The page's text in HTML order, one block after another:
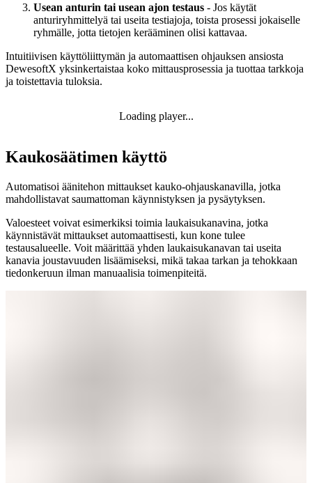
Usean anturin tai usean ajon testaus - Jos käytät
anturiryhmittelyä tai useita testiajoja, toista prosessi jokaiselle
ryhmälle, jotta tietojen kerääminen olisi kattavaa.
Intuitiivisen käyttöliittymän ja automaattisen ohjauksen ansiosta
DewesoftX yksinkertaistaa koko mittausprosessia ja tuottaa tarkkoja
ja toistettavia tuloksia.
Loading player...
Kaukosäätimen käyttö
Automatisoi äänitehon mittaukset kauko-ohjauskanavilla, jotka
mahdollistavat saumattoman käynnistyksen ja pysäytyksen.
Valoesteet voivat esimerkiksi toimia laukaisukanavina, jotka
käynnistävät mittaukset automaattisesti, kun kone tulee
testausalueelle. Voit määrittää yhden laukaisukanavan tai useita
kanavia joustavuuden lisäämiseksi, mikä takaa tarkan ja tehokkaan
tiedonkeruun ilman manuaalisia toimenpiteitä.